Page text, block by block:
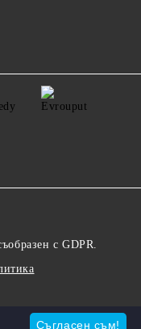
с GDPR.
Съгласен съм!